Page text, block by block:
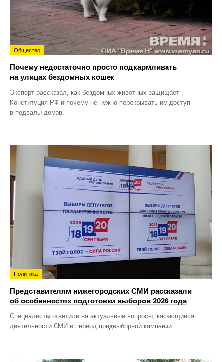
Общество
Почему недостаточно просто подкармливать
на улицах бездомных кошек
Эксперт рассказал, как бездомных животных защищает
Конституция РФ и почему не нужно перекрывать им доступ
в подвалы домов.
Политика
Представителям нижегородских СМИ рассказали
об особенностях подготовки выборов 2026 года
Специалисты ответили на актуальные вопросы, касающиеся
деятельности СМИ в период предвыборной кампании.